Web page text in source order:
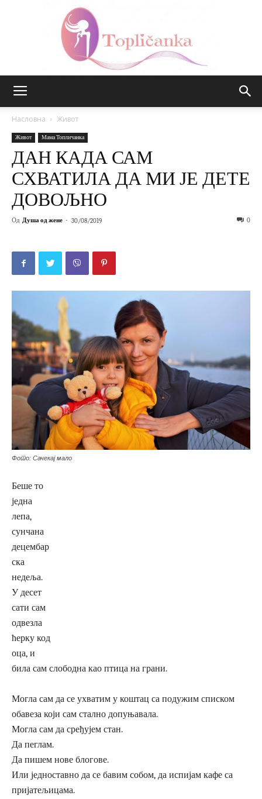
Насловна Живот
Живот Мама Топличанка
ДАН КАДА САМ
СХВАТИЛА ДА МИ ЈЕ ДЕТЕ
ДОВОЉНО
Од Душа од жене - 30/08/2019 0
Фото: Сачекај мало
Беше то
једна
лепа,
сунчана
децембар
ска
недеља.
У десет
сати сам
одвезла
ћерку код
оца, и
била сам слободна као птица на грани.
Могла сам да се ухватим у коштац са подужим списком
обавеза који сам стално допуњавала.
Могла сам да сређујем стан.
Да пеглам.
Да пишем нове блогове.
Или једноставно да се бавим собом, да испијам кафе са
пријатељицама.